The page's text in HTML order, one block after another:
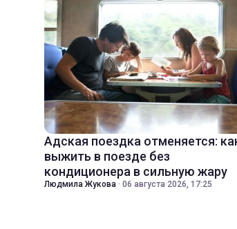
Адская поездка отменяется:
выжить в поезде без
кондиционера в сильную жару
Людмила Жукова · 06 августа 2026, 17:25